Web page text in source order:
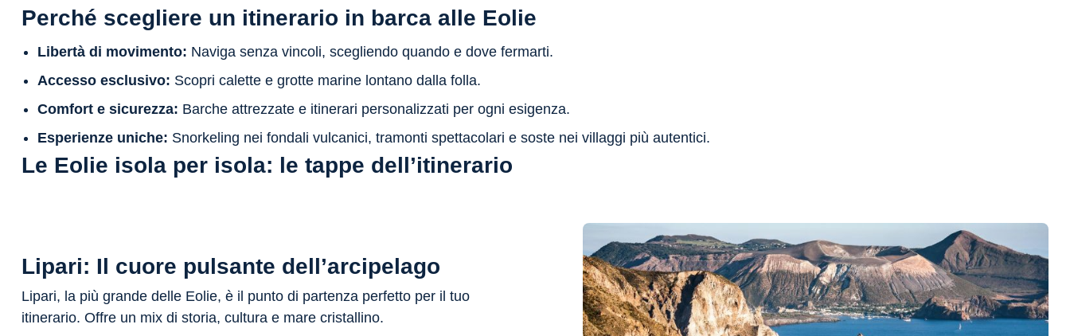
Perché scegliere un itinerario in barca alle Eolie
Libertà di movimento: Naviga senza vincoli, scegliendo quando e dove fermarti.
Accesso esclusivo: Scopri calette e grotte marine lontano dalla folla.
Comfort e sicurezza: Barche attrezzate e itinerari personalizzati per ogni esigenza.
Esperienze uniche: Snorkeling nei fondali vulcanici, tramonti spettacolari e soste nei villaggi più autentici.
Le Eolie isola per isola: le tappe dell’itinerario
Lipari: Il cuore pulsante dell’arcipelago
Lipari, la più grande delle Eolie, è il punto di partenza perfetto per il tuo
itinerario. Offre un mix di storia, cultura e mare cristallino.